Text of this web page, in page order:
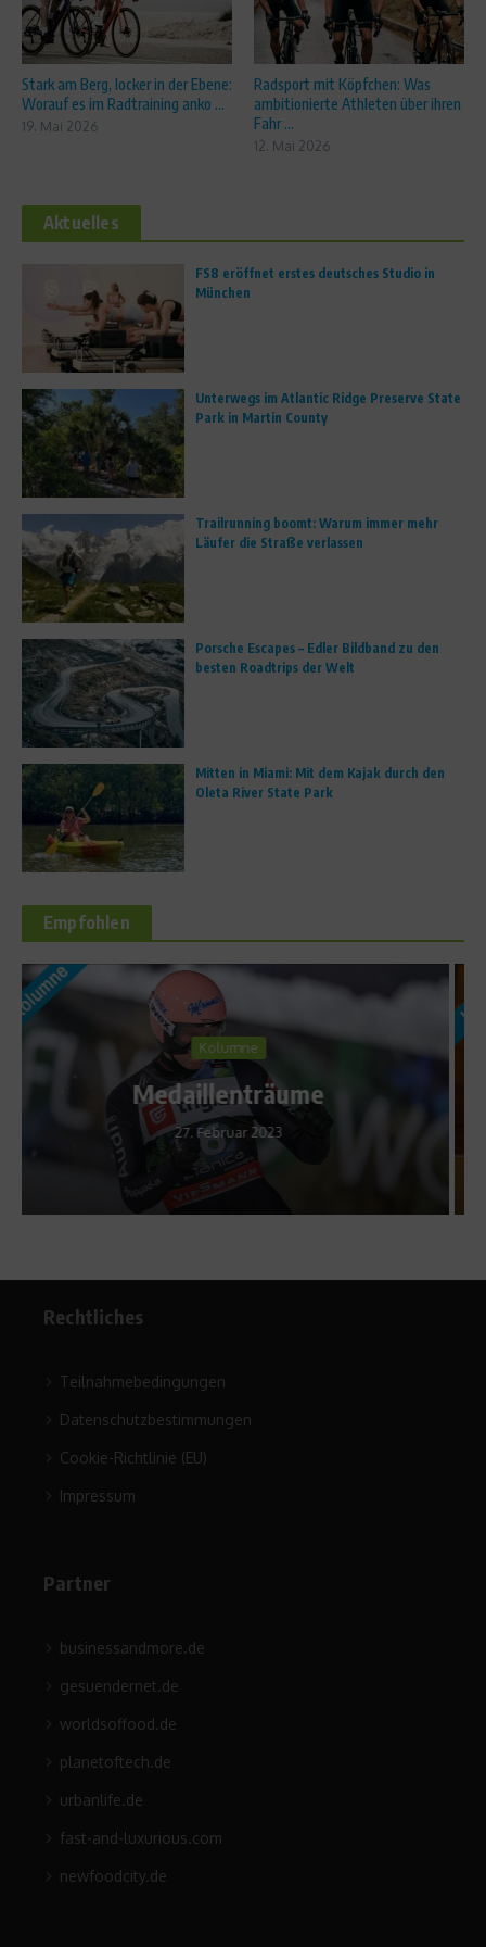
Stark am Berg, locker in der Ebene:
Worauf es im Radtraining anko ...
19. Mai 2026
Radsport mit Köpfchen: Was
ambitionierte Athleten über ihren
Fahr ...
12. Mai 2026
Aktuelles
FS8 eröffnet erstes deutsches Studio in
München
Unterwegs im Atlantic Ridge Preserve State
Park in Martin County
Trailrunning boomt: Warum immer mehr
Läufer die Straße verlassen
Porsche Escapes – Edler Bildband zu den
besten Roadtrips der Welt
Mitten in Miami: Mit dem Kajak durch den
Oleta River State Park
Empfohlen
Dramamorgen
8. Februar 2022
Rechtliches
Teilnahmebedingungen
Datenschutzbestimmungen
Cookie-Richtlinie (EU)
Impressum
Partner
businessandmore.de
gesuendernet.de
worldsoffood.de
planetoftech.de
urbanlife.de
fast-and-luxurious.com
newfoodcity.de